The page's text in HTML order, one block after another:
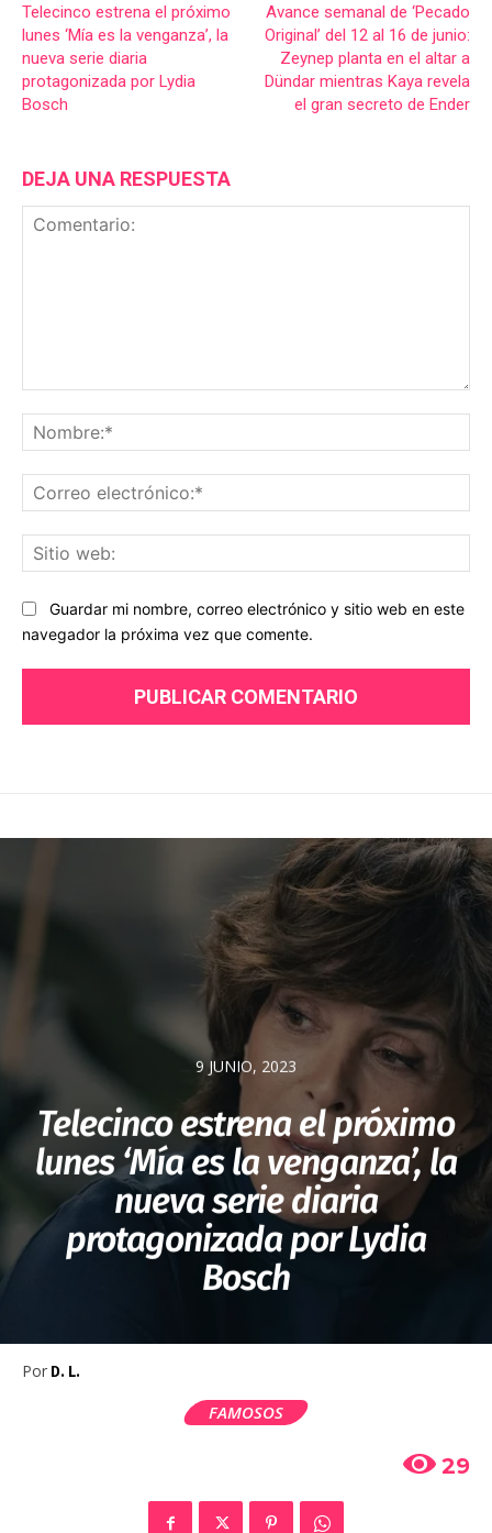
Telecinco estrena el próximo
lunes ‘Mía es la venganza’, la
nueva serie diaria
protagonizada por Lydia
Bosch
Avance semanal de ‘Pecado
Original’ del 12 al 16 de junio:
Zeynep planta en el altar a
Dündar mientras Kaya revela
el gran secreto de Ender
DEJA UNA RESPUESTA
Guardar mi nombre, correo electrónico y sitio web en este
navegador la próxima vez que comente.